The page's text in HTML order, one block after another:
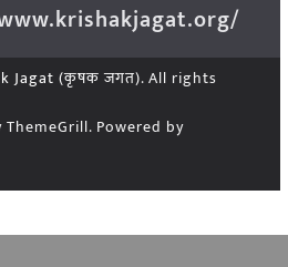
Jagat (कृषक जगत). All rights
ThemeGrill. Powered by